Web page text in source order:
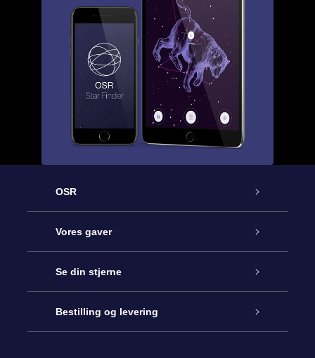
OSR
Kundeservice
Kontakt os
Bloggen
Vores gaver
Online Stjernegave
OSR Gavepakke
Se din stjerne
Star Register
Bestilling og levering